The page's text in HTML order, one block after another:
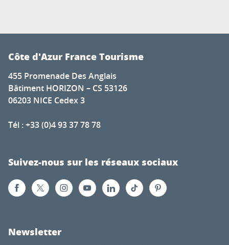
Côte d'Azur France Tourisme
455 Promenade Des Anglais
Bâtiment HORIZON – CS 53126
06203 NICE Cedex 3
Tél : +33 (0)4 93 37 78 78
Suivez-nous sur les réseaux sociaux
Newsletter